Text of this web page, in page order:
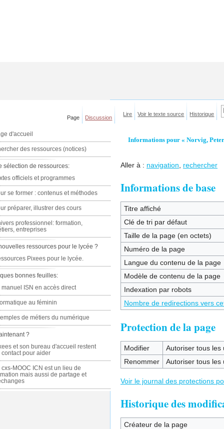
Informations pour « Norvig,
Aller à : navigation rechercher
Informations de base
Titre affiché
Clé de tri par défaut
Taille de la page (en octets)
Numéro de la page
Langue du contenu de la page
Modèle de contenu de la page
Indexation par robots
Nombre de redirections vers
Protection de la page
Modifier
Autoriser tous les
Renommer
Autoriser tous les
Voir le journal des protections
Historique des
Créateur de la page
Page Discussion
Lire Voir le texte source Historique
d'accueil
des ressources (notices)
sélection de ressources:
officiels et programmes
se former : contenus et méthodes
préparer, illustrer des cours
professionnel: formation,
entreprises
ressources pour le lycée ?
Pixees pour le lycée.
bonnes feuilles:
manuel ISN en accès direct
au féminin
de métiers du numérique
?
et son bureau d'accueil restent
contact pour aider
cxs-MOOC ICN est un lieu de
mais aussi de partage et